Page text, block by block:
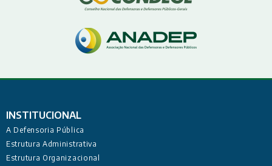
INSTITUCIONAL
A Defensoria Pública
Estrutura Administrativa
Estrutura Organizacional